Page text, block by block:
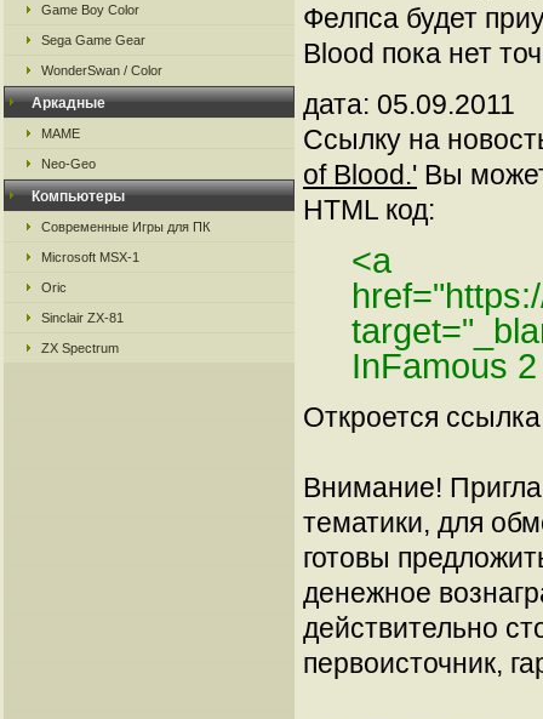
Game Boy Color
Sega Game Gear
WonderSwan / Color
Аркадные
MAME
Neo-Geo
Компьютеры
Современные Игры для ПК
Microsoft MSX-1
Oric
Sinclair ZX-81
ZX Spectrum
Фелпса будет
Blood пока нет
дата: 05.09.2011
Ссылку на
of Blood.' Вы
HTML код:
<a
InFamous
Откроется
Внимание!
тематики, для
готовы
денежное
действительно
первоисточник,